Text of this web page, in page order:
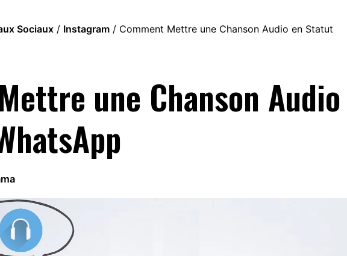
Sociaux / Instagram / Comment Mettre une Chanson Audio en Statut
une Chanson Audio